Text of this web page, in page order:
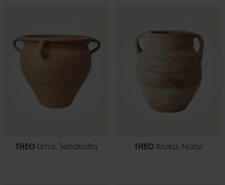
THEOUrna, Terrakotta THEOKruka, Natur